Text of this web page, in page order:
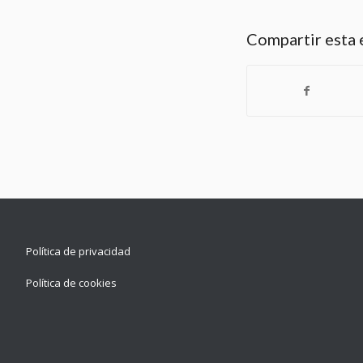
Compartir esta
Política de privacidad
Política de cookies